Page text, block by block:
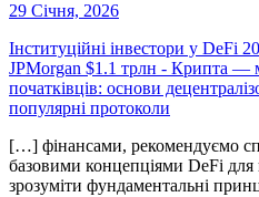
29 Січня, 2026
Інституційні інвестори у DeFi
JPMorgan $1.1 трлн - Крипта —
початківців: основи
популярні протоколи
[…] фінансами, рекомендуємо
базовими концепціями DeFi для
зрозуміти фундаментальні